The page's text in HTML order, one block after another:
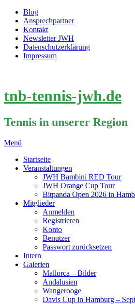
Blog
Ansprechpartner
Kontakt
Newsletter JWH
Datenschutzerklärung
Impressum
tnb-tennis-jwh.de
Tennis in unserer Region
Menü
Startseite
Veranstaltungen
JWH Bambini RED Tour
JWH Orange Cup Tour
Bitpanda Open 2026 in
Mitglieder
Anmelden
Registrieren
Konto
Benutzer
Passwort zurücksetzen
Intern
Galerien
Mallorca – Bilder
Andalusien
Wangerooge
Davis Cup in Hamburg –